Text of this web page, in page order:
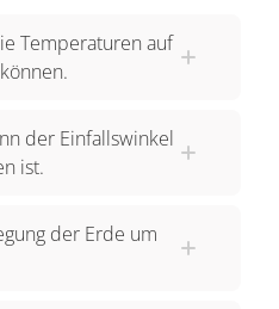
Temperaturen auf
der Einfallswinkel
ist.
der Erde um